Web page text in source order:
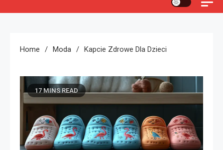
Home Moda Kapcie Zdrowe Dla Dzieci
17 MINS READ